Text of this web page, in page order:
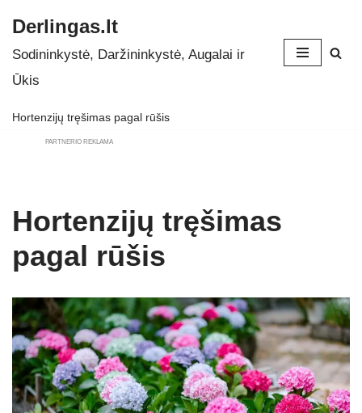
Skip
to
Derlingas.lt
Sodininkystė, Daržininkystė, Augalai ir
Ūkis
Hortenzijų tręšimas pagal rūšis
PARTNERIO REKLAMA
Hortenzijų tręšimas
pagal rūšis